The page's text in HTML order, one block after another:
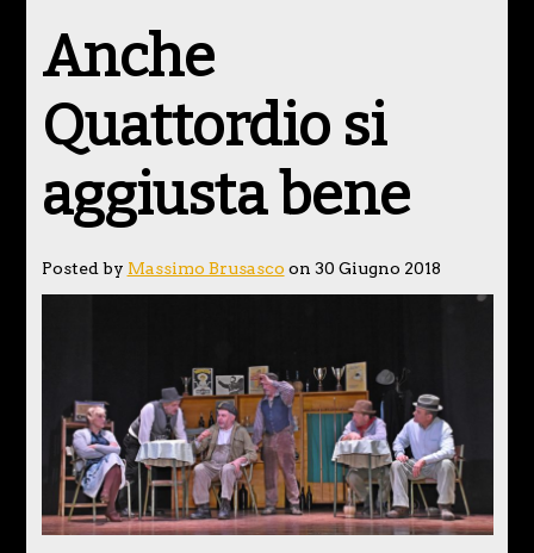
Anche
Quattordio si
aggiusta bene
Posted by Massimo Brusasco on 30 Giugno 2018